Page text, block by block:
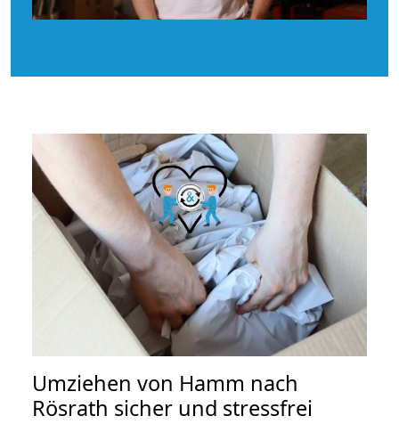
Umziehen von Hamm nach
Rösrath sicher und stressfrei